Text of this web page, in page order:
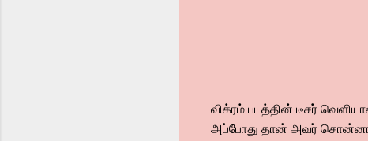
விக்ரம் படத்தின் டீசர்
அப்போது தான் அவர்